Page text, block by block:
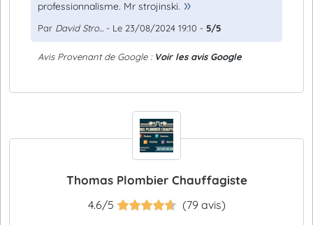
professionnalisme. Mr strojinski.
Par David Stro... - Le 23/08/2024 19:10 - 5/5
Avis Provenant de Google : Voir les avis Google
Thomas Plombier Chauffagiste
4.6/5 (79 avis)